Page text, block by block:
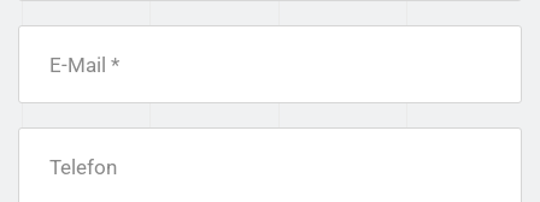
E-Mail *
Telefon